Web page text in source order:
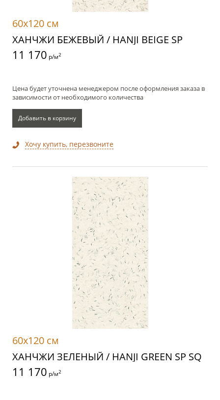
60x120 см
ХАНЧЖИ БЕЖЕВЫЙ / HANJI BEIGE SP
11 170 р/м2
Цена будет уточнена менеджером после оформления заказа в
зависимости от необходимого количества
Добавить в корзину
Хочу купить, перезвоните
60x120 см
ХАНЧЖИ ЗЕЛЕНЫЙ / HANJI GREEN SP SQ
11 170 р/м2